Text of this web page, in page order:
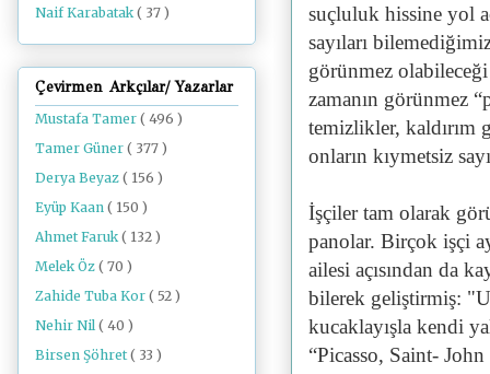
suçluluk hissine yol
sayıları
görünmez
zamanın görünmez
temizlikler, kaldırım
onların kıymetsiz
İşçiler tam olarak
panolar. Birçok işçi
ailesi açısından da
bilerek geliştirmiş:
kucaklayışla kendi
“Picasso, Saint-
Naif Karabatak( 37 )
Çevirmen Arkçılar/ Yazarlar
Mustafa Tamer ( 496 )
Tamer Güner ( 377 )
Derya Beyaz ( 156 )
Eyüp Kaan ( 150 )
Ahmet Faruk ( 132 )
Melek Öz ( 70 )
Zahide Tuba Kor ( 52 )
Nehir Nil ( 40 )
Birsen Şöhret ( 33 )